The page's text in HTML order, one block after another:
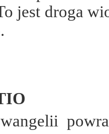
jest droga